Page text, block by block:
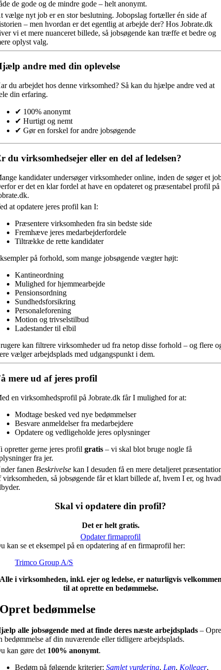
de gode og de mindre gode – helt anonymt.
vælge nyt job er en stor beslutning. Jobopslag fortæller én side af
– men hvordan er det egentlig at arbejde der? Hos Jobrate.dk
vi et mere nuanceret billede, så jobsøgende kan træffe et bedre og
oplyst valg.
andre med din oplevelse
du arbejdet hos denne virksomhed? Så kan du hjælpe andre ved at
din erfaring.
✔ 100% anonymt
✔ Hurtigt og nemt
✔ Gør en forskel for andre jobsøgende
du virksomhedsejer eller en del af ledelsen?
kandidater undersøger virksomheder online, inden de søger et
er det en klar fordel at have en opdateret og præsentabel profil på
at opdatere jeres profil kan I:
Præsentere virksomheden fra sin bedste side
Fremhæve jeres medarbejderfordele
Tiltrække de rette kandidater
på forhold, som mange jobsøgende vægter højt:
Kantineordning
Mulighed for hjemmearbejde
Pensionsordning
Sundhedsforsikring
Personaleforening
Motion og trivselstilbud
Ladestander til elbil
kan filtrere virksomheder ud fra netop disse forhold – og flere
vælger arbejdsplads med udgangspunkt i dem.
mere ud af jeres profil
en virksomhedsprofil på Jobrate.dk får I mulighed for at:
Modtage besked ved nye bedømmelser
Besvare anmeldelser fra medarbejdere
Opdatere og vedligeholde jeres oplysninger
opretter gerne jeres profilgratis – vi skal blot bruge nogle få
fra jer.
fanen Beskrivelse kan I desuden få en mere detaljeret
virksomheden, så jobsøgende får et klart billede af, hvem I er, og
Skal vi opdatere din profil?
Det er helt gratis.
Opdater firmaprofil
kan se et eksempel på en opdatering af en firmaprofil her:
Trimco Group A/S
i virksomheden, inkl. ejer og ledelse, er naturligvis
til at oprette en bedømmelse.
Opret bedømmelse
alle jobsøgende med at finde deres næste arbejdsplads –
bedømmelse af din nuværende eller tidligere arbejdsplads.
kan gøre det 100% anonymt.
Bedøm på følgende kriterier:Samlet vurdering, Løn, Kolleger,